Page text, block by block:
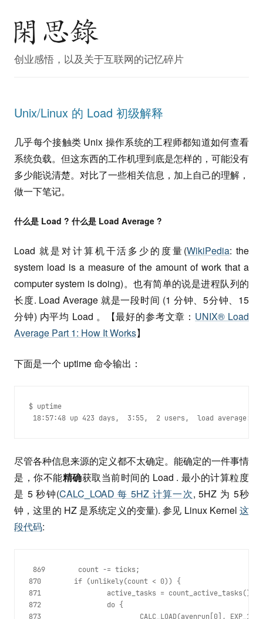
创业感悟，以及关于互联网的记忆碎片
Unix/Linux 的 Load 初级解释
几乎每个接触类 Unix 操作系统的工程师都知道如何查看
系统负载。但这东西的工作机理到底是怎样的，可能没有
多少能说清楚。对比了一些相关信息，加上自己的理解，
做一下笔记。
什么是 Load ? 什么是 Load Average ?
Load 就是对计算机干活多少的度量(WikiPedia: the
system load is a measure of the amount of work that a
computer system is doing)。也有简单的说是进程队列的
长度. Load Average 就是一段时间 (1 分钟、5分钟、15
分钟) 内平均 Load 。【最好的参考文章： UNIX® Load
Average Part 1: How It Works】
下面是一个 uptime 命令输出：
$ uptime
18:57:48 up 423 days,  3:55,  2 users,  load average:
尽管各种信息来源的定义都不太确定。能确定的一件事情
是，你不能精确获取当前时间的 Load . 最小的计算粒度
是 5 秒钟(CALC_LOAD 每 5HZ 计算一次, 5HZ 为 5秒
钟，这里的 HZ 是系统定义的变量). 参见 Linux Kernel 这
段代码:
869        count -= ticks;
870        if (unlikely(count < 0)) {
871                active_tasks = count_active_tasks();
872                do {
873                        CALC_LOAD(avenrun[0], EXP_1,